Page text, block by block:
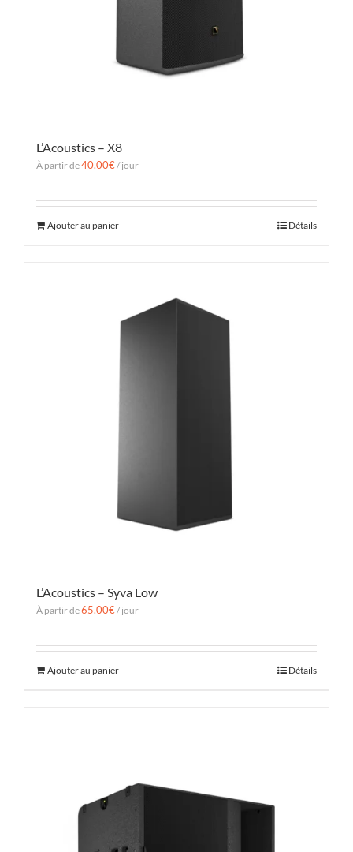
L’Acoustics – X8
À partir de40.00€/ jour
Ajouter au panier Détails
L’Acoustics – Syva Low
À partir de65.00€/ jour
Ajouter au panier Détails